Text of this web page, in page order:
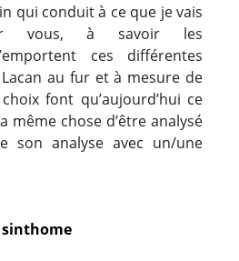
qui conduit à ce que je vais
vous, à savoir les
ces différentes
au fur et à mesure de
font qu’aujourd’hui ce
même chose d’être analysé
son analyse avec un/une
sinthome